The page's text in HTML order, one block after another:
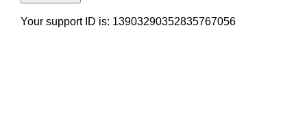
Your support ID is: 13903290352835767056